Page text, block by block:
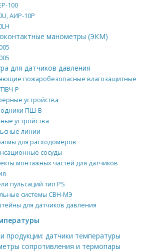
100
АИР-10Р
манометры (ЭКМ)
для датчиков давления
пожаробезопасные влагозащитные
Р
устройства
ПШ-В
устройства
линии
для расходомеров
сосуды
монтажных частей для датчиков
пульсаций тип PS
системы СВН-МЭ
для датчиков давления
продукции: датчики температуры
сопротивления и термопары